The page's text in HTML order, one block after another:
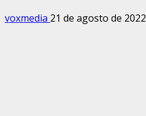
voxmedia 21 de agosto de 2022